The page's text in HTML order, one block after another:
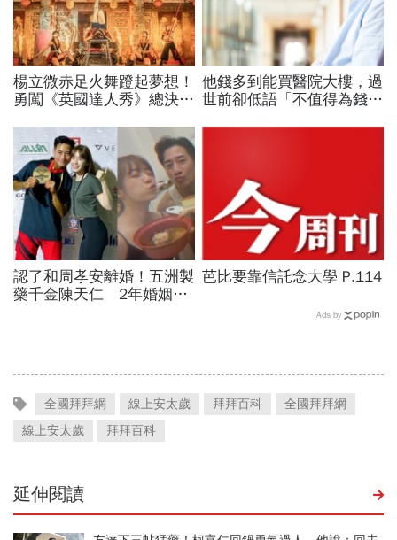
楊立微赤足火舞蹬起夢想！
勇闖《英國達人秀》總決
與淚：我想一路舞到99歲
他錢多到能買醫院大樓，過
世前卻低語「不值得為錢犧
認了和周孝安離婚！五洲製
藥千金陳天仁 2年婚姻劃
芭比要靠信託念大學 P.114
Ads by
全國拜拜網 線上安太歲 拜拜百科
全國拜拜網
線上安太歲
拜拜百科
延伸閱讀